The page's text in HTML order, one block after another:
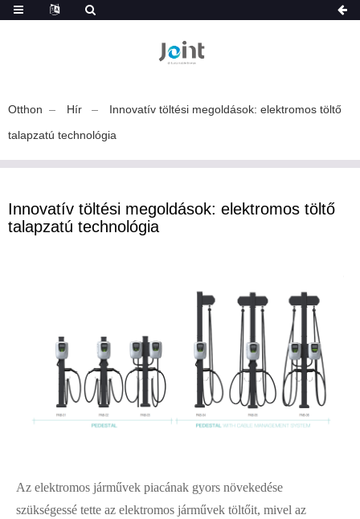
Otthon Hír
Innovatív töltési megoldások: elektromos töltő
talapzatú technológia
Innovatív töltési megoldások: elektromos töltő
talapzatú technológia
Az elektromos járművek piacának gyors növekedése
szükségessé tette az elektromos járművek töltőit, mivel az